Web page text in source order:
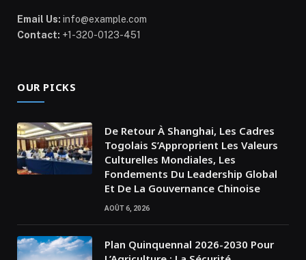
Email Us: info@example.com
Contact: +1-320-0123-451
OUR PICKS
De Retour À Shanghai, Les Cadres
Togolais S’Approprient Les Valeurs
Culturelles Mondiales, Les
Fondements Du Leadership Global
Et De La Gouvernance Chinoise
AOÛT 6, 2026
Plan Quinquennal 2026-2030 Pour